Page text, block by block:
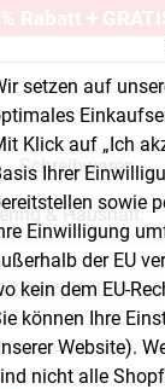
setzen auf
Klick auf „Ich
Ihrer
sowie
Einwilligung
der EU
kein dem EU-
können Ihre
Website).
nicht alle
Rabatt +
Schreibwaren
& Haushalt
&
Flyout Button 2